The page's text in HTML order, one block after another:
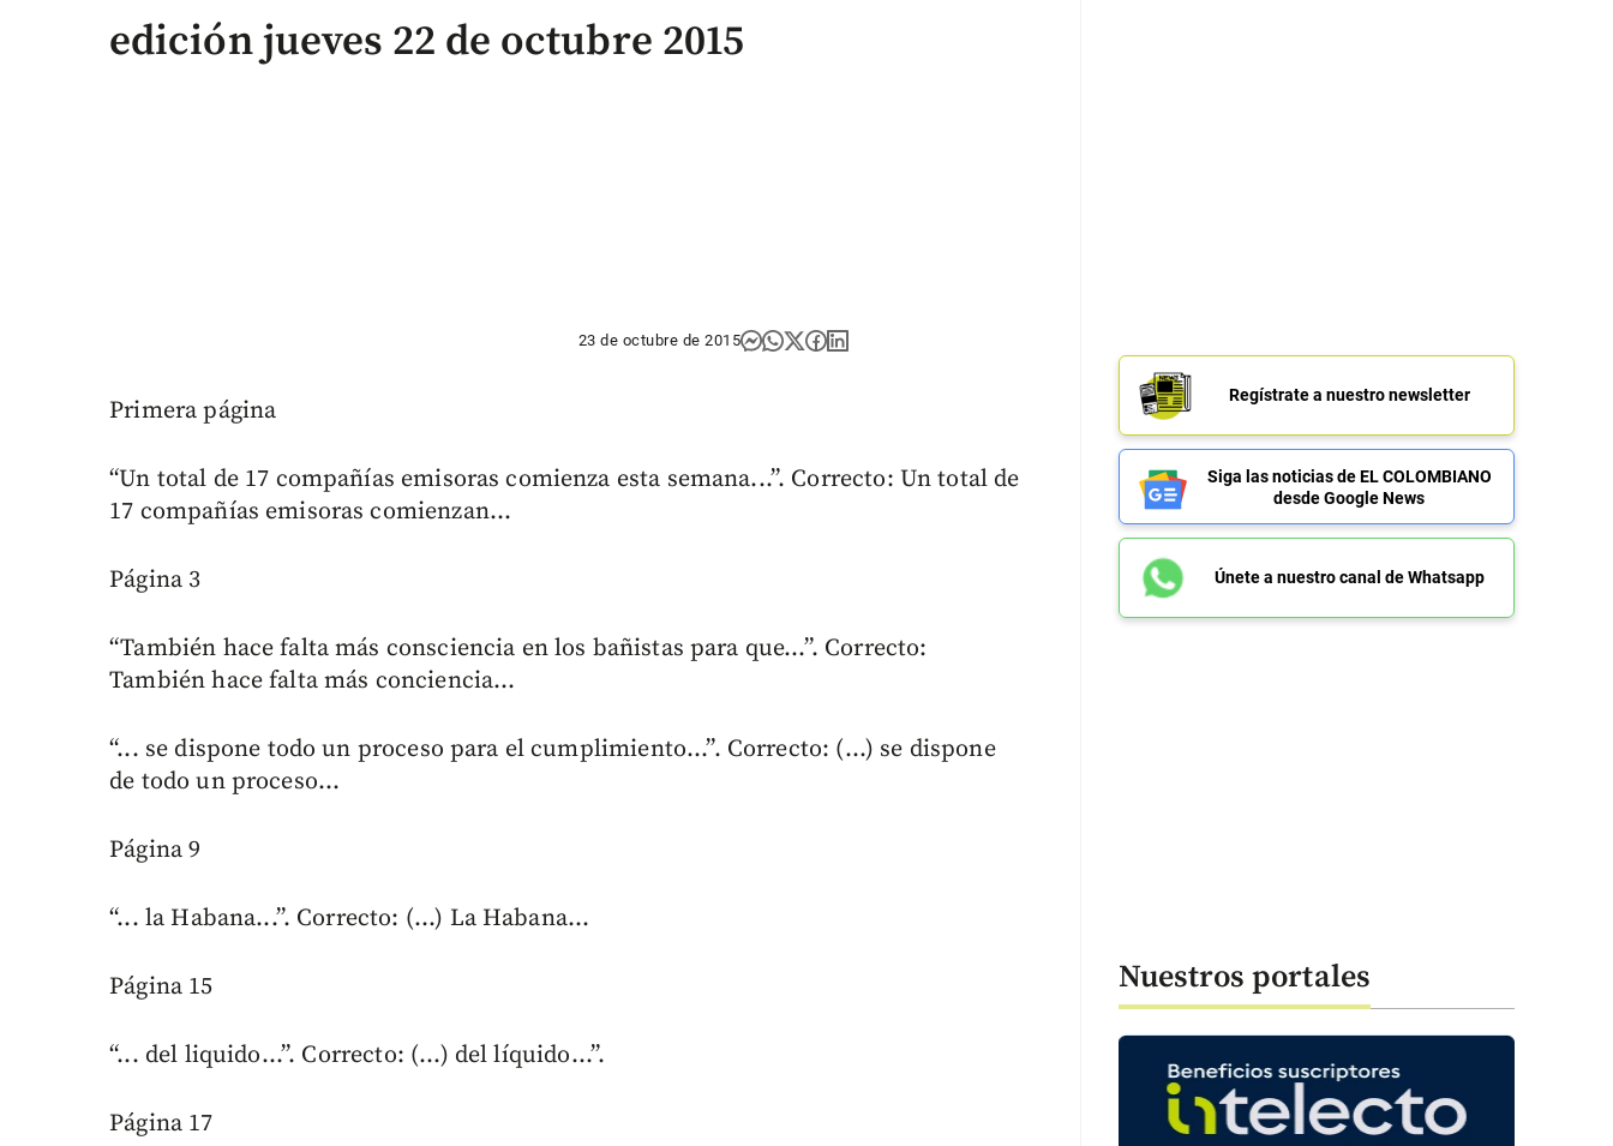
edición jueves 22 de octubre 2015
23 de octubre de 2015
Primera página
“Un total de 17 compañías emisoras comienza esta semana...”. Correcto: Un total de
17 compañías emisoras comienzan...
Página 3
“También hace falta más consciencia en los bañistas para que...”. Correcto:
También hace falta más conciencia...
“... se dispone todo un proceso para el cumplimiento...”. Correcto: (...) se dispone
de todo un proceso...
Página 9
“... la Habana...”. Correcto: (...) La Habana...
Página 15
“... del liquido...”. Correcto: (...) del líquido...”.
Página 17
Regístrate a nuestro newsletter
Siga las noticias de EL COLOMBIANO
desde Google News
Únete a nuestro canal de Whatsapp
Nuestros portales